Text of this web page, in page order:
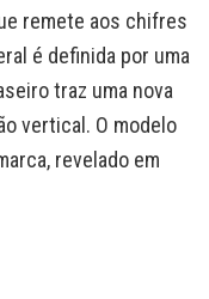
remete aos chifres
é definida por uma
traz uma nova
vertical. O modelo
revelado em